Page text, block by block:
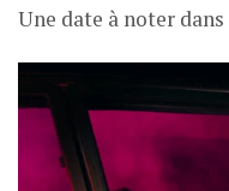
Une date à noter dans